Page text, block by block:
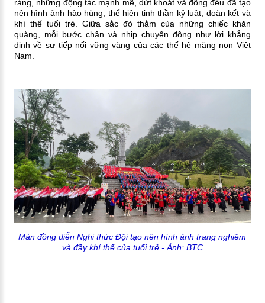
ràng, những động tác mạnh mẽ, dứt khoát và đồng đều đã tạo
nên hình ảnh hào hùng, thể hiện tinh thần kỷ luật, đoàn kết và
khí thế tuổi trẻ. Giữa sắc đỏ thắm của những chiếc khăn
quàng, mỗi bước chân và nhịp chuyển động như lời khẳng
định về sự tiếp nối vững vàng của các thế hệ măng non Việt
Nam.
Màn đồng diễn Nghi thức Đội tạo nên hình ảnh trang nghiêm
và đầy khí thế của tuổi trẻ- Ảnh: BTC